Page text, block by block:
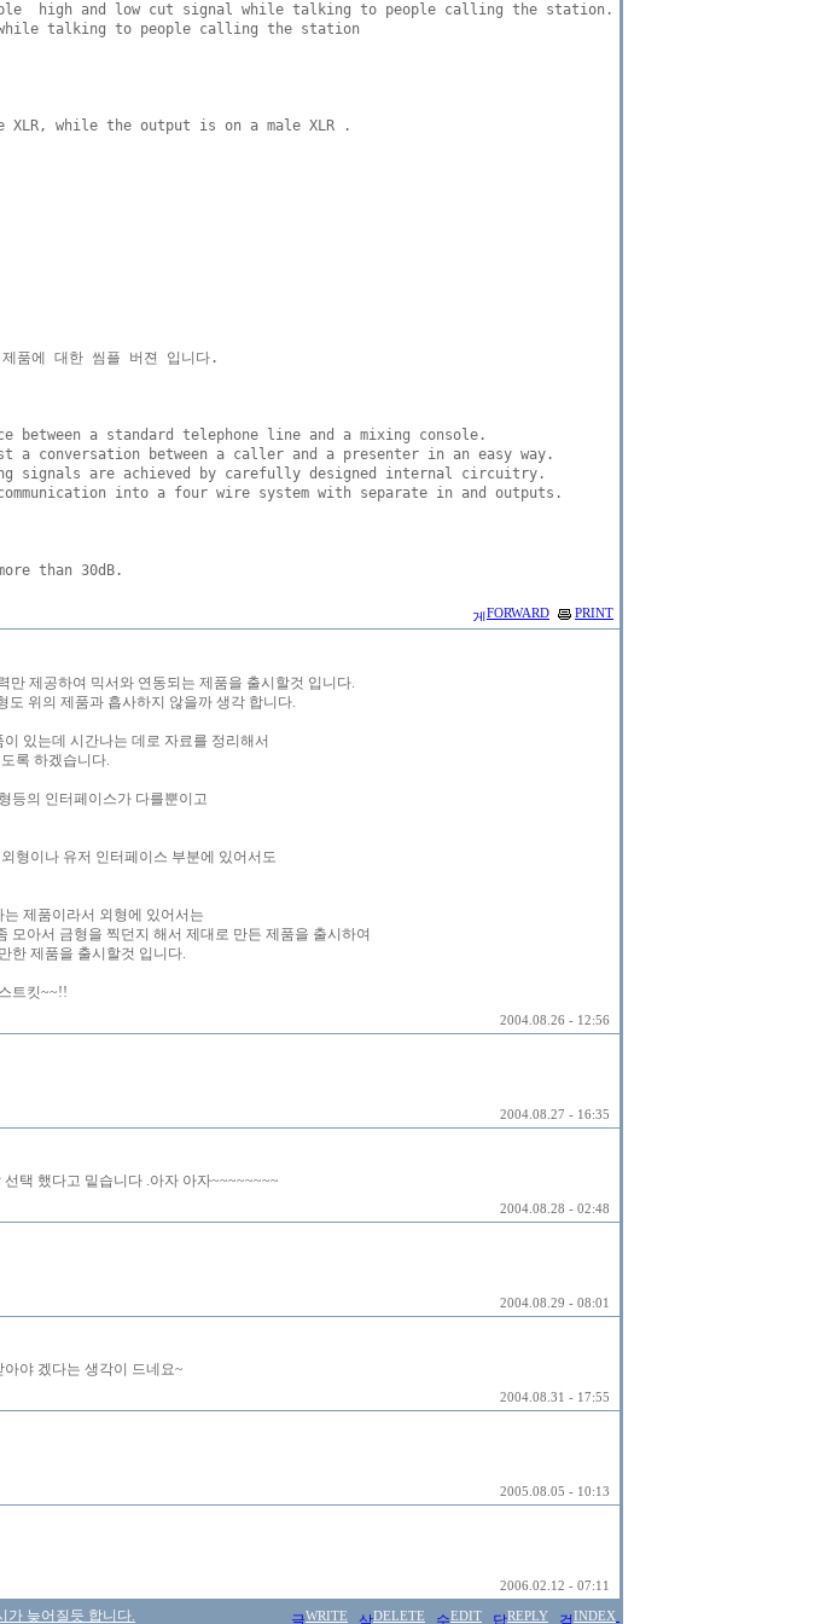
high and low cut signal while talking to people calling the station.
while talking to people calling the station
while the output is on a male XLR .
품에 대한 씸플 버젼 입니다.
between a standard telephone line and a mixing console.
conversation between a caller and a presenter in an easy way.
signals are achieved by carefully designed internal circuitry.
into a four wire system with separate in and outputs.
FORWARD PRINT
제공하여 믹서와 연동되는 제품을 출시할것 입니다.
도 위의 제품과 흡사하지 않을까 생각 합니다.
있는데 시간나는 데로 자료를 정리해서
록 하겠습니다.
등의 인터페이스가 다를뿐이고
형이나 유저 인터페이스 부분에 있어서도
제품이라서 외형에 있어서는
모아서 금형을 찍던지 해서 제대로 만든 제품을 출시하여
한 제품을 출시할것 입니다.
트킷~~!!
2004.08.26 - 12:56
2004.08.27 - 16:35
택 했다고 밑습니다 .아자 아자~~~~~~~~
2004.08.28 - 02:48
2004.08.29 - 08:01
야 겠다는 생각이 드네요~
2004.08.31 - 17:55
2005.08.05 - 10:13
2006.02.12 - 07:11
가 늦어질듯 합니다. WRITE DELETE EDIT REPLY INDEX